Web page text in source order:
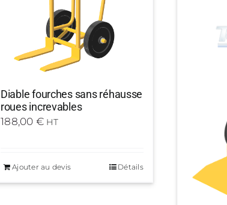
Diable fourches sans réhausse
roues increvables
188,00 € HT
Ajouter au devis Détails